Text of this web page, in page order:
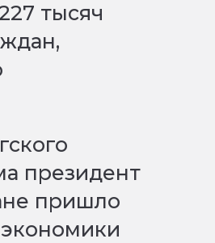
тысяч
президент
пришло